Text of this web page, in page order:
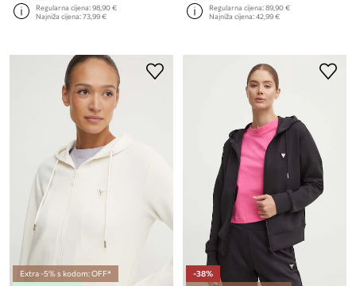
Regularna cijena:98,90 €
Najniža cijena:73,99 €
Regularna cijena:89,90 €
Najniža cijena:42,99 €
Extra -5% s kodom: OFF*
-38%